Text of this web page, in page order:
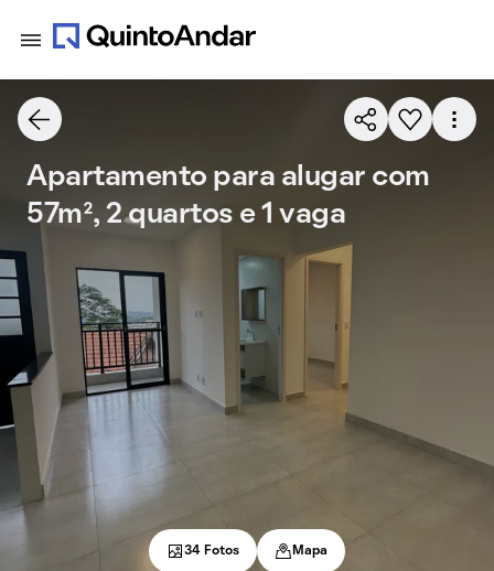
Apartamento para alugar com
57m², 2 quartos e 1 vaga
34 Fotos Mapa